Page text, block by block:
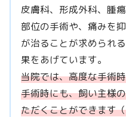
皮膚科、形成外科、腫
部位の手術や、痛みを
が治ることが求められ
果をあげています。
当院では、高度な手術
手術時にも、飼い主様
ただくことができます